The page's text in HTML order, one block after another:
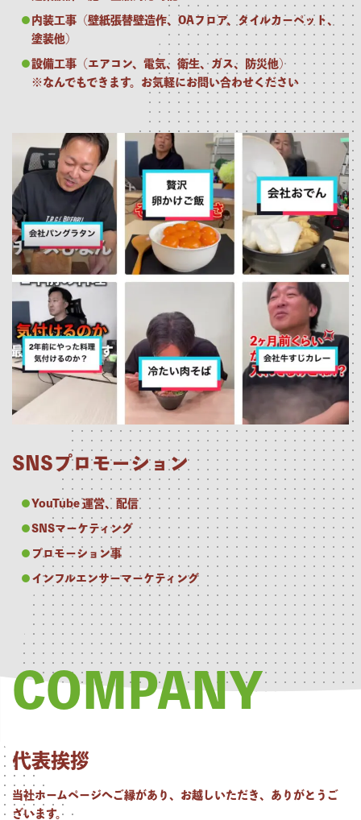
内装工事（壁紙張替壁造作、OAフロア、タイルカーペット、
塗装他）
設備工事（エアコン、電気、衛生、ガス、防災他）
※なんでもできます。お気軽にお問い合わせください
SNSプロモーション
YouTube 運営、配信
SNSマーケティング
プロモーション事
インフルエンサーマーケティング
COMPANY
代表挨拶
当社ホームページへご縁があり、お越しいただき、ありがとうご
ざいます。